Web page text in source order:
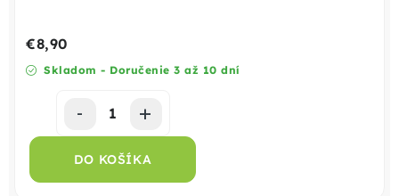
Skladom - Doručenie 3 až 10 dní
€8,90
DO KOŠÍKA